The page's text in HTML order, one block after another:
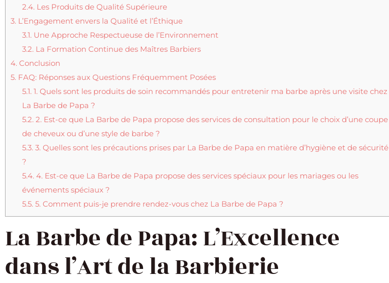
2.4.Les Produits de Qualité Supérieure
3. L’Engagement envers la Qualité et l’Éthique
3.1.Une Approche Respectueuse de l’Environnement
3.2.La Formation Continue des Maîtres Barbiers
4. Conclusion
5. FAQ: Réponses aux Questions Fréquemment Posées
5.1.1. Quels sont les produits de soin recommandés pour entretenir ma barbe après une visite chez
La Barbe de Papa ?
5.2.2. Est-ce que La Barbe de Papa propose des services de consultation pour le choix d’une coupe
de cheveux ou d’une style de barbe ?
5.3.3. Quelles sont les précautions prises par La Barbe de Papa en matière d’hygiène et de sécurité
?
5.4.4. Est-ce que La Barbe de Papa propose des services spéciaux pour les mariages ou les
événements spéciaux ?
5.5.5. Comment puis-je prendre rendez-vous chez La Barbe de Papa ?
La Barbe de Papa: L’Excellence
dans l’Art de la Barbierie